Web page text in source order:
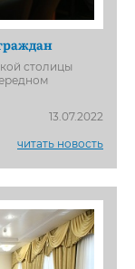
столицы
13.07.2022
читать новость